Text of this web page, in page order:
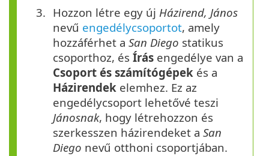
Hozzon létre egy új Házirend, János
nevű engedélycsoportot, amely
hozzáférhet a San Diego statikus
csoporthoz, és Írás engedélye van a
Csoport és számítógépek és a
Házirendek elemhez. Ez az
engedélycsoport lehetővé teszi
Jánosnak, hogy létrehozzon és
szerkesszen házirendeket a San
Diego nevű otthoni csoportjában.